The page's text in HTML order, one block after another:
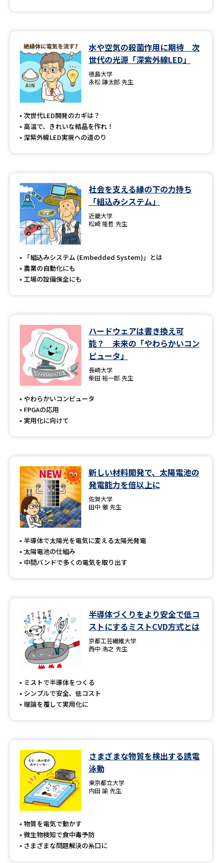
水や空気の殺菌作用に期待 次
世代の光源「深紫外線LED」
徳島大学
永松 謙太郎 先生
次世代LED開発のカギは？
高温で、きれいな結晶を作れ！
深紫外線LED実現への道のり
社会を支える縁の下の力持ち
「組込みシステム」
近畿大学
松崎 隆哲 先生
「組込みシステム (Embedded System)」とは
農業の自動化にも
工場の設備保全にも
ハードウェアは書き換え可
能？ 未来の「やわらかいコン
ピュータ」
長崎大学
柴田 裕一郎 先生
やわらかいコンピュータ
FPGAの応用
実用化に向けて
新しい材料開発で、太陽電池の
発電能力を倍以上に
佐賀大学
田中 徹 先生
半導体で太陽光を電気に変える太陽光発電
太陽電池の仕組み
中間バンドで多くの電気を取り出す
半導体づくりをより安全で低コ
ストにするミストCVD方式とは
京都工芸繊維大学
西中 浩之 先生
ミストで半導体をつくる
シンプルで安全、低コスト
理論を覆して実用化に
さまざまな物質を検出する誘電
泳動
東京都立大学
内田 諭 先生
物質を電気で動かす
微生物検知で食中毒予防
さまざまな問題解決の糸口に